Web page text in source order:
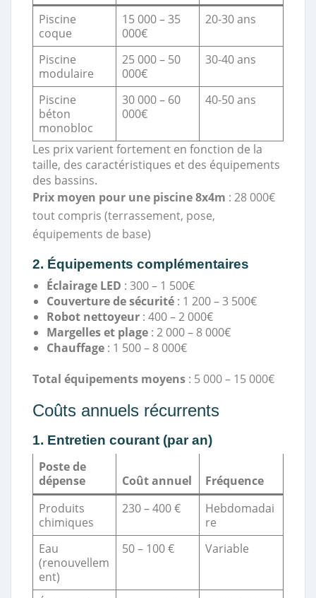
Piscine
coque
15 000 – 35
000€
20-30 ans
Piscine
modulaire
25 000 – 50
000€
30-40 ans
Piscine
béton
monobloc
30 000 – 60
000€
40-50 ans
Les prix varient fortement en fonction de la
taille, des caractéristiques et des équipements
des bassins.
Prix moyen pour une piscine 8x4m : 28 000€
tout compris (terrassement, pose,
équipements de base)
2. Équipements complémentaires
Éclairage LED : 300 – 1 500€
Couverture de sécurité : 1 200 – 3 500€
Robot nettoyeur : 400 – 2 000€
Margelles et plage : 2 000 – 8 000€
Chauffage : 1 500 – 8 000€
Total équipements moyens : 5 000 – 15 000€
Coûts annuels récurrents
1. Entretien courant (par an)
Poste de
dépense
Coût annuel
Fréquence
Produits
chimiques
230 – 400 €
Hebdomadai
re
Eau
(renouvellem
ent)
50 – 100 € Variable